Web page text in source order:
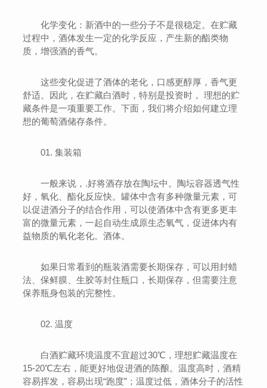
化学变化：新酒中的一些分子不是很稳定。在贮藏
过程中，酒体发生一定的化学反应，产生新的酯类物
质，增强酒的香气。
这些变化促进了酒体的老化，口感更醇厚，香气更
舒适。因此，在贮藏白酒时，特别是投资时， 理想的贮
藏条件是一项重要工作。下面，我们将介绍如何建立理
想的葡萄酒储存条件。
01. 集装箱
一般来说，.好将酒存放在陶坛中。陶坛容器透气性
好，氧化、酯化反应快。罐体中含有多种微量元素，可
以促进酒分子的结合作用，可以使酒体中含有更多更丰
富的微量元素，一起自动生成原生态氧气，促进体内有
益物质的氧化老化。酒体。
如果日常看到的瓶装酒需要长期保存，可以用封蜡
法、保鲜膜、生胶等封住瓶口，长期保存，但需要注意
保养瓶身包装的完整性。
02. 温度
白酒贮藏环境温度不宜超过30℃，理想贮藏温度在
15-20℃左右，能更好地促进酒的陈酿。温度高时，酒精
容易挥发，容易出现“跑度”；温度过低，酒体分子的活性